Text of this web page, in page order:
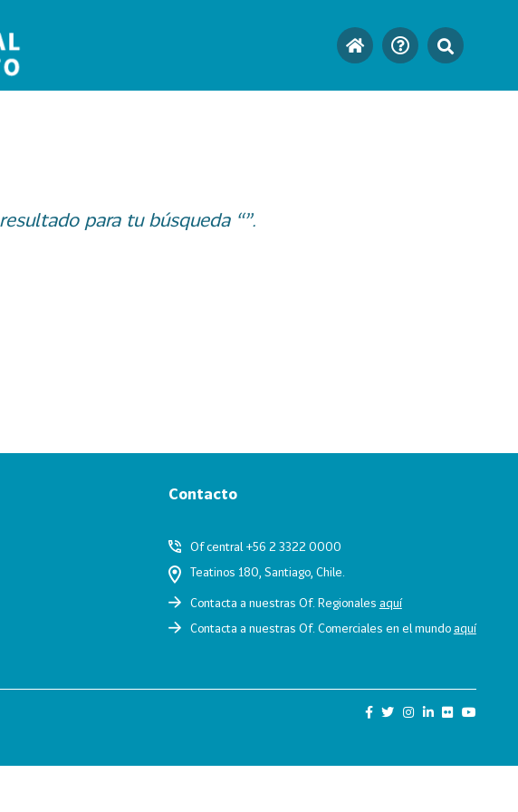
para tu búsqueda “”.
Contacto
Of central +56 2 3322 0000
Teatinos 180, Santiago, Chile.
Contacta a nuestras Of. Regionales aquí
Contacta a nuestras Of. Comerciales en el mundoaquí